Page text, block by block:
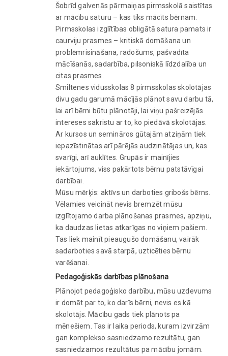
Šobrīd galvenās pārmaiņas pirmsskolā saistītas
ar mācību saturu – kas tiks mācīts bērnam.
Pirmsskolas izglītības obligātā satura pamats ir
caurviju prasmes – kritiskā domāšana un
problēmrisināšana, radošums, pašvadīta
mācīšanās, sadarbība, pilsoniskā līdzdalība un
citas prasmes.
Smiltenes vidusskolas 8 pirmsskolas skolotājas
divu gadu garumā mācījās plānot savu darbu tā,
lai arī bērni būtu plānotāji, lai viņu pašreizējās
intereses sakristu ar to, ko piedāvā skolotājas.
Ar kursos un semināros gūtajām atziņām tiek
iepazīstinātas arī pārējās audzinātājas un, kas
svarīgi, arī auklītes. Grupās ir mainījies
iekārtojums, viss pakārtots bērnu patstāvīgai
darbībai.
Mūsu mērķis: aktīvs un darboties gribošs bērns.
Vēlamies veicināt nevis bremzēt mūsu
izglītojamo darba plānošanas prasmes, apziņu,
ka daudzas lietas atkarīgas no viņiem pašiem.
Tas liek mainīt pieaugušo domāšanu, vairāk
sadarboties savā starpā, uzticēties bērnu
varēšanai.
Pedagoģiskās darbības plānošana
Plānojot pedagoģisko darbību, mūsu uzdevums
ir domāt par to, ko darīs bērni, nevis es kā
skolotājs. Mācību gads tiek plānots pa
mēnešiem. Tas ir laika periods, kuram izvirzām
gan komplekso sasniedzamo rezultātu, gan
sasniedzamos rezultātus pa mācību jomām.